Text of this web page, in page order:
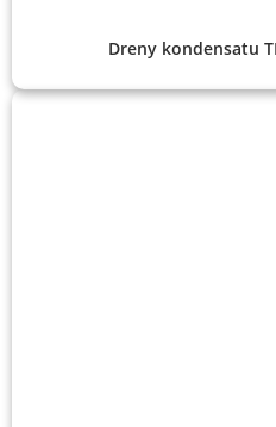
Dreny kondensatu